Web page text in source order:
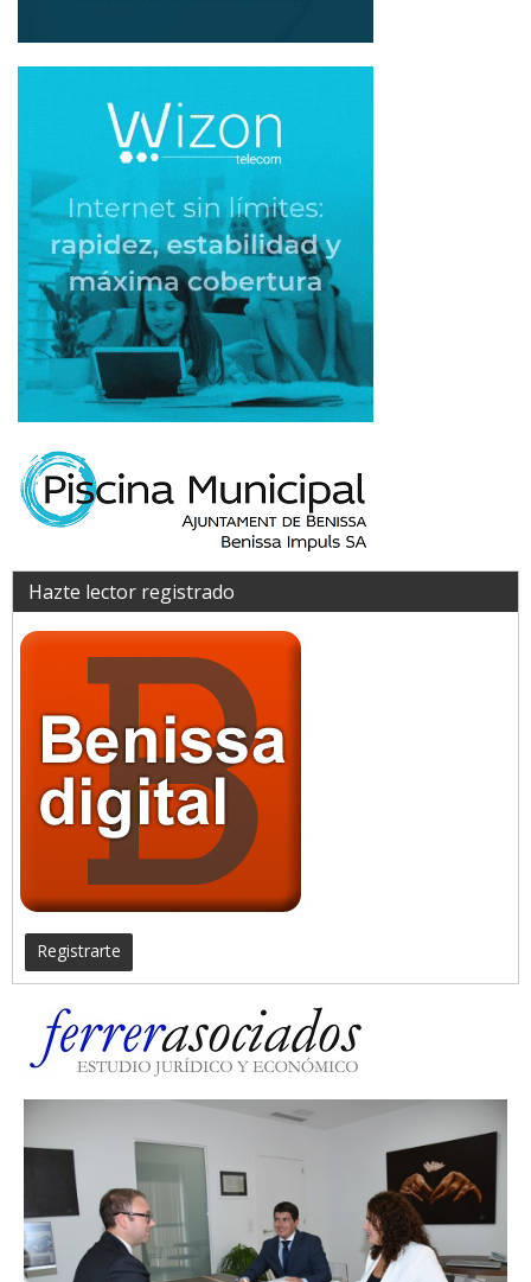
Hazte lector registrado
Registrarte